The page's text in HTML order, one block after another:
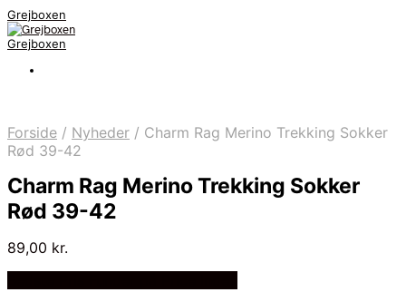
Grejboxen
Grejboxen
Forside / Nyheder / Charm Rag Merino Trekking Sokker
Rød 39-42
Charm Rag Merino Trekking Sokker
Rød 39-42
89,00 kr.